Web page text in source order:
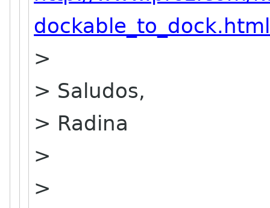
dockable_to_dock.html
>
> Saludos,
> Radina
>
>